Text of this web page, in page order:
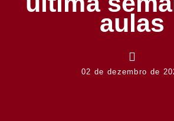
aulas
02 de dezembro de